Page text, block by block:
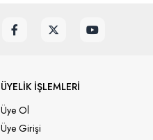
ÜYELİK İŞLEMLERİ
Üye Ol
Üye Girişi